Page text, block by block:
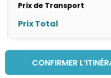
Prix de Transport
Prix Total
CONFIRMER